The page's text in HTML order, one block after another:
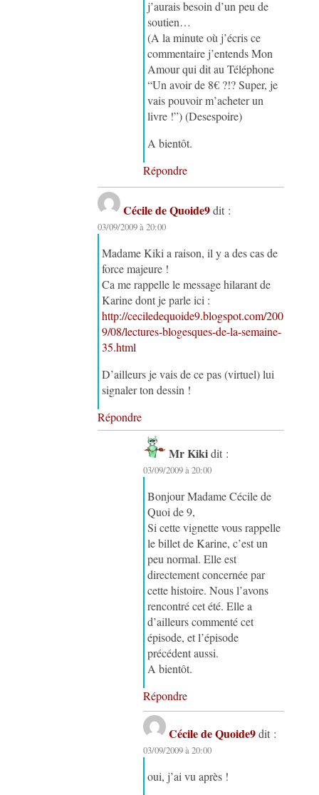
j’aurais besoin d’un peu de
soutien…
(A la minute où j’écris ce
commentaire j’entends Mon
Amour qui dit au Téléphone
“Un avoir de 8€ ?!? Super, je
vais pouvoir m’acheter un
livre !”) (Desespoire)
A bientôt.
Répondre
Cécile de Quoide9 dit :
03/09/2009 à 20:00
Madame Kiki a raison, il y a des cas de
force majeure !
Ca me rappelle le message hilarant de
Karine dont je parle ici :
http://ceciledequoide9.blogspot.com/200
9/08/lectures-blogesques-de-la-semaine-
35.html
D’ailleurs je vais de ce pas (virtuel) lui
signaler ton dessin !
Répondre
Mr Kiki dit :
03/09/2009 à 20:00
Bonjour Madame Cécile de
Quoi de 9,
Si cette vignette vous rappelle
le billet de Karine, c’est un
peu normal. Elle est
directement concernée par
cette histoire. Nous l’avons
rencontré cet été. Elle a
d’ailleurs commenté cet
épisode, et l’épisode
précédent aussi.
A bientôt.
Répondre
Cécile de Quoide9 dit :
03/09/2009 à 20:00
oui, j’ai vu après !